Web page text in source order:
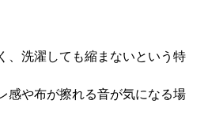
、洗濯しても縮まないという特
感や布が擦れる音が気になる場